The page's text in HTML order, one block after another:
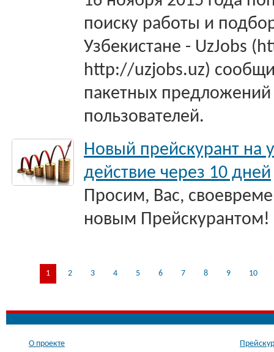
поиску работы и
Узбекистане - UzJobs
http://uzjobs.uz)
пакетных
пользователей.
Новый прейскурант на
действие через 10 дней
Просим, Вас,
новым Прейскурантом!
1 2 3 4 5 6 7 8 9 10
О проекте